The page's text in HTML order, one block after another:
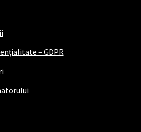
– GDPR